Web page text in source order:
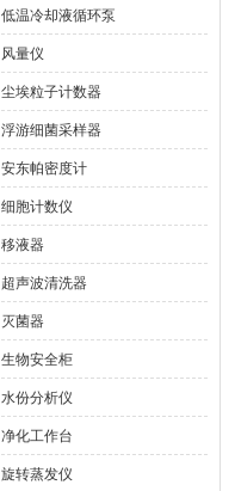
低温冷却液循环泵
风量仪
尘埃粒子计数器
浮游细菌采样器
安东帕密度计
细胞计数仪
移液器
超声波清洗器
灭菌器
生物安全柜
水份分析仪
净化工作台
旋转蒸发仪